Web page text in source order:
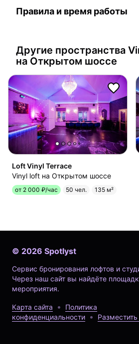
Правила и время работы
Другие пространства
на Открытом шоссе
Loft Vinyl Terrace
Vinyl loft на Открытом шоссе
от 2 000 ₽/час 50 чел. 135 м²
© 2026 Spotlyst
Сервис бронирования лофтов и
Через наш сайт вы найдёте
мероприятия.
Карта сайта
Политика
конфиденциальности